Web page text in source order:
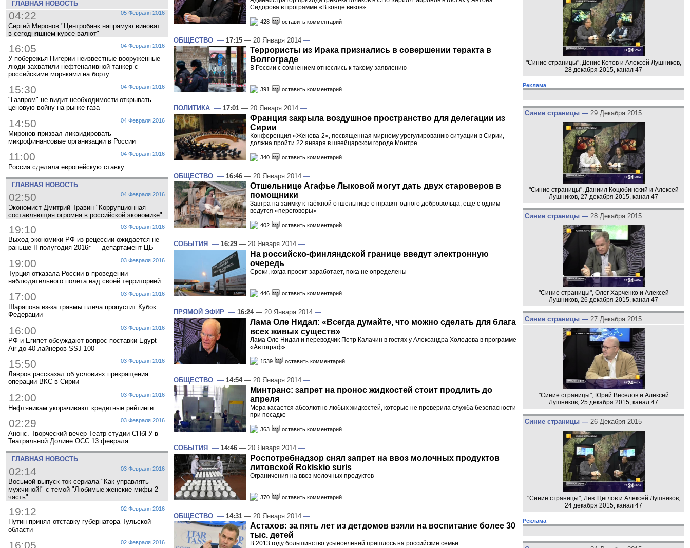
ГЛАВНАЯ НОВОСТЬ
05 Февраля 2016
04:22
Сергей Миронов "Центробанк напрямую виноват
в сегодняшнем курсе валют"
04 Февраля 2016
16:05
У побережья Нигерии неизвестные вооруженные
люди захватили нефтеналивной танкер с
российскими моряками на борту
04 Февраля 2016
15:30
"Газпром" не видит необходимости открывать
ценовую войну на рынке газа
04 Февраля 2016
14:50
Миронов призвал ликвидировать
микрофинансовые организации в России
04 Февраля 2016
11:00
Россия сделала европейскую ставку
ГЛАВНАЯ НОВОСТЬ
04 Февраля 2016
02:50
Экономист Дмитрий Травин "Коррупционная
составляющая огромна в российской экономике"
03 Февраля 2016
19:10
Выход экономики РФ из рецессии ожидается не
раньше II полугодия 2016г — департамент ЦБ
03 Февраля 2016
19:00
Турция отказала России в проведении
наблюдательного полета над своей территорией
03 Февраля 2016
17:00
Шарапова из-за травмы плеча пропустит Кубок
Федерации
03 Февраля 2016
16:00
РФ и Египет обсуждают вопрос поставки Egypt
Air до 40 лайнеров SSJ 100
03 Февраля 2016
15:50
Лавров рассказал об условиях прекращения
операции ВКС в Сирии
03 Февраля 2016
12:00
Нефтяникам укорачивают кредитные рейтинги
03 Февраля 2016
02:29
Анонс. Творческий вечер Театр-студии СПбГУ в
Театральной Долине ОСС 13 февраля
ГЛАВНАЯ НОВОСТЬ
03 Февраля 2016
02:14
Восьмой выпуск ток-сериала "Как управлять
мужчиной!" с темой "Любимые женские мифы 2
часть"
02 Февраля 2016
19:12
Путин принял отставку губернатора Тульской
области
02 Февраля 2016
16:05
Сидорова в программе «В конце веков».
428 оставить комментарий
ОБЩЕСТВО — 17:15 — 20 Января 2014 —
Террористы из Ирака признались в совершении теракта в
Волгограде
В России с сомнением отнеслись к такому заявлению
391 оставить комментарий
ПОЛИТИКА — 17:01 — 20 Января 2014 —
Франция закрыла воздушное пространство для делегации из
Сирии
Конференция «Женева-2», посвященная мирному урегулированию ситуации в Сирии,
должна пройти 22 января в швейцарском городе Монтре
340 оставить комментарий
ОБЩЕСТВО — 16:46 — 20 Января 2014 —
Отшельнице Агафье Лыковой могут дать двух староверов в
помощники
Завтра на заимку к таёжной отшельнице отправят одного добровольца, ещё с одним
ведутся «переговоры»
402 оставить комментарий
СОБЫТИЯ — 16:29 — 20 Января 2014 —
На российско-финляндской границе введут электронную
очередь
Сроки, когда проект заработает, пока не определены
446 оставить комментарий
ПРЯМОЙ ЭФИР — 16:24— 20 Января 2014 —
Лама Оле Нидал: «Всегда думайте, что можно сделать для блага
всех живых существ»
Лама Оле Нидал и переводчик Петр Калачин в гостях у Александра Холодова в программе
«Автограф»
1539 оставить комментарий
ОБЩЕСТВО — 14:54— 20 Января 2014 —
Минтранс: запрет на пронос жидкостей стоит продлить до
апреля
Мера касается абсолютно любых жидкостей, которые не проверила служба безопасности
при посадке
363 оставить комментарий
СОБЫТИЯ — 14:46 — 20 Января 2014 —
Роспотребнадзор снял запрет на ввоз молочных продуктов
литовской Rokiskio suris
Ограничения на ввоз молочных продуктов
370 оставить комментарий
ОБЩЕСТВО — 14:31 — 20 Января 2014 —
Астахов: за пять лет из детдомов взяли на воспитание более 30
тыс. детей
В 2013 году большинство усыновлений пришлось на российские семьи
"Синие страницы", Денис Котов и Алексей Лушников,
28 декабря 2015, канал 47
Реклама
Синие страницы — 29 Декабря 2015
"Синие страницы", Даниил Коцюбинский и Алексей
Лушников, 27 декабря 2015, канал 47
Синие страницы — 28 Декабря 2015
"Синие страницы", Олег Харченко и Алексей
Лушников, 26 декабря 2015, канал 47
Синие страницы — 27 Декабря 2015
"Синие страницы", Юрий Веселов и Алексей
Лушников, 25 декабря 2015, канал 47
Синие страницы — 26 Декабря 2015
"Синие страницы", Лев Щеглов и Алексей Лушников,
24 декабря 2015, канал 47
Реклама